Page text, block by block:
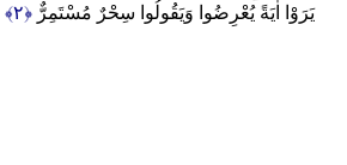
يَرَوْا اٰيَةً يُعْرِضُوا وَيَقُولُوا سِحْرٌ مُسْتَمِرٌّ ﴿٢﴾